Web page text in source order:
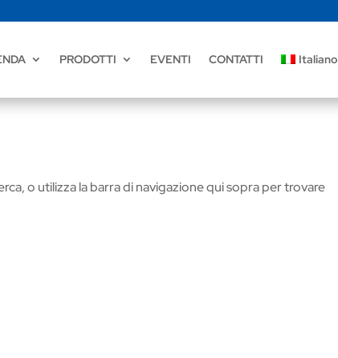
PRODOTTI EVENTI CONTATTI Italiano
o utilizza la barra di navigazione qui sopra per trovare